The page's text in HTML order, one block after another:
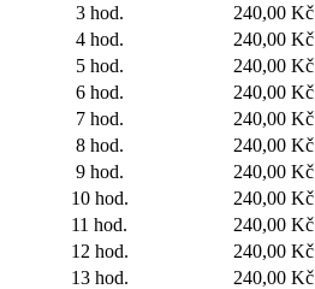
3 hod.
240,00 Kč
4 hod.
240,00 Kč
5 hod.
240,00 Kč
6 hod.
240,00 Kč
7 hod.
240,00 Kč
8 hod.
240,00 Kč
9 hod.
240,00 Kč
10 hod.
240,00 Kč
11 hod.
240,00 Kč
12 hod.
240,00 Kč
13 hod.
240,00 Kč